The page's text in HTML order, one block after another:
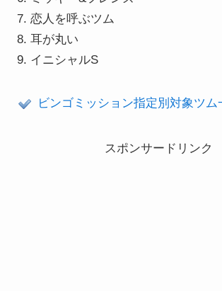
恋人を呼ぶツム
耳が丸い
イニシャルS
ビンゴミッション指定別対象ツム
スポンサードリンク